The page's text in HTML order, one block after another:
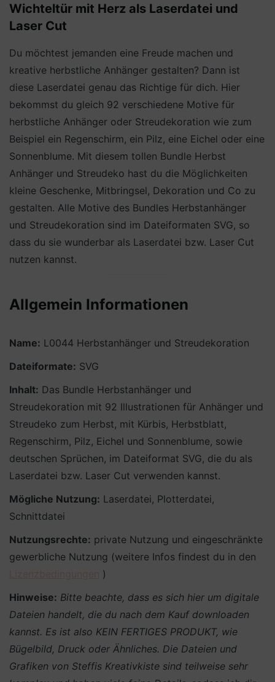
Wichteltür mit Herz als Laserdatei und
Laser Cut
Du möchtest jemanden eine Freude machen und
kreative herbstliche Anhänger gestalten? Dann ist
diese Laserdatei genau das Richtige für dich. Hier
bekommst du gleich 92 verschiedene Motive für
herbstliche Anhänger oder Streudekoration wie zum
Beispiel ein Regenschirm, ein Pilz, eine Eichel oder eine
Sonnenblume. Mit diesem tollen Bundle Herbst
Anhänger und Streudeko hast du die Möglichkeiten
kleine Geschenke, Mitbringsel, Dekoration und Co zu
gestalten. Alle Motive des Bundles Herbstanhänger
und Streudekoration sind im Dateiformaten SVG, so
dass du sie wunderbar als Laserdatei bzw. Laser Cut
nutzen kannst.
Allgemein Informationen
Name: L0044 Herbstanhänger und Streudekoration
Dateiformate: SVG
Inhalt: Das Bundle Herbstanhänger und
Streudekoration mit 92 Illustrationen für Anhänger und
Streudeko zum Herbst, mit Kürbis, Herbstblatt,
Regenschirm, Pilz, Eichel und Sonnenblume, sowie
deutschen Sprüchen, im Dateiformat SVG, die du als
Laserdatei bzw. Laser Cut verwenden kannst.
Mögliche Nutzung: Laserdatei, Plotterdatei,
Schnittdatei
Nutzungsrechte: private Nutzung und eingeschränkte
gewerbliche Nutzung (weitere Infos findest du in den
)
Hinweise: Bitte beachte, dass es sich hier um digitale
Dateien handelt, die du nach dem Kauf downloaden
kannst. Es ist also KEIN FERTIGES PRODUKT, wie
Bügelbild, Druck oder Ähnliches. Die Dateien und
Grafiken von Steffis Kreativkiste sind teilweise sehr